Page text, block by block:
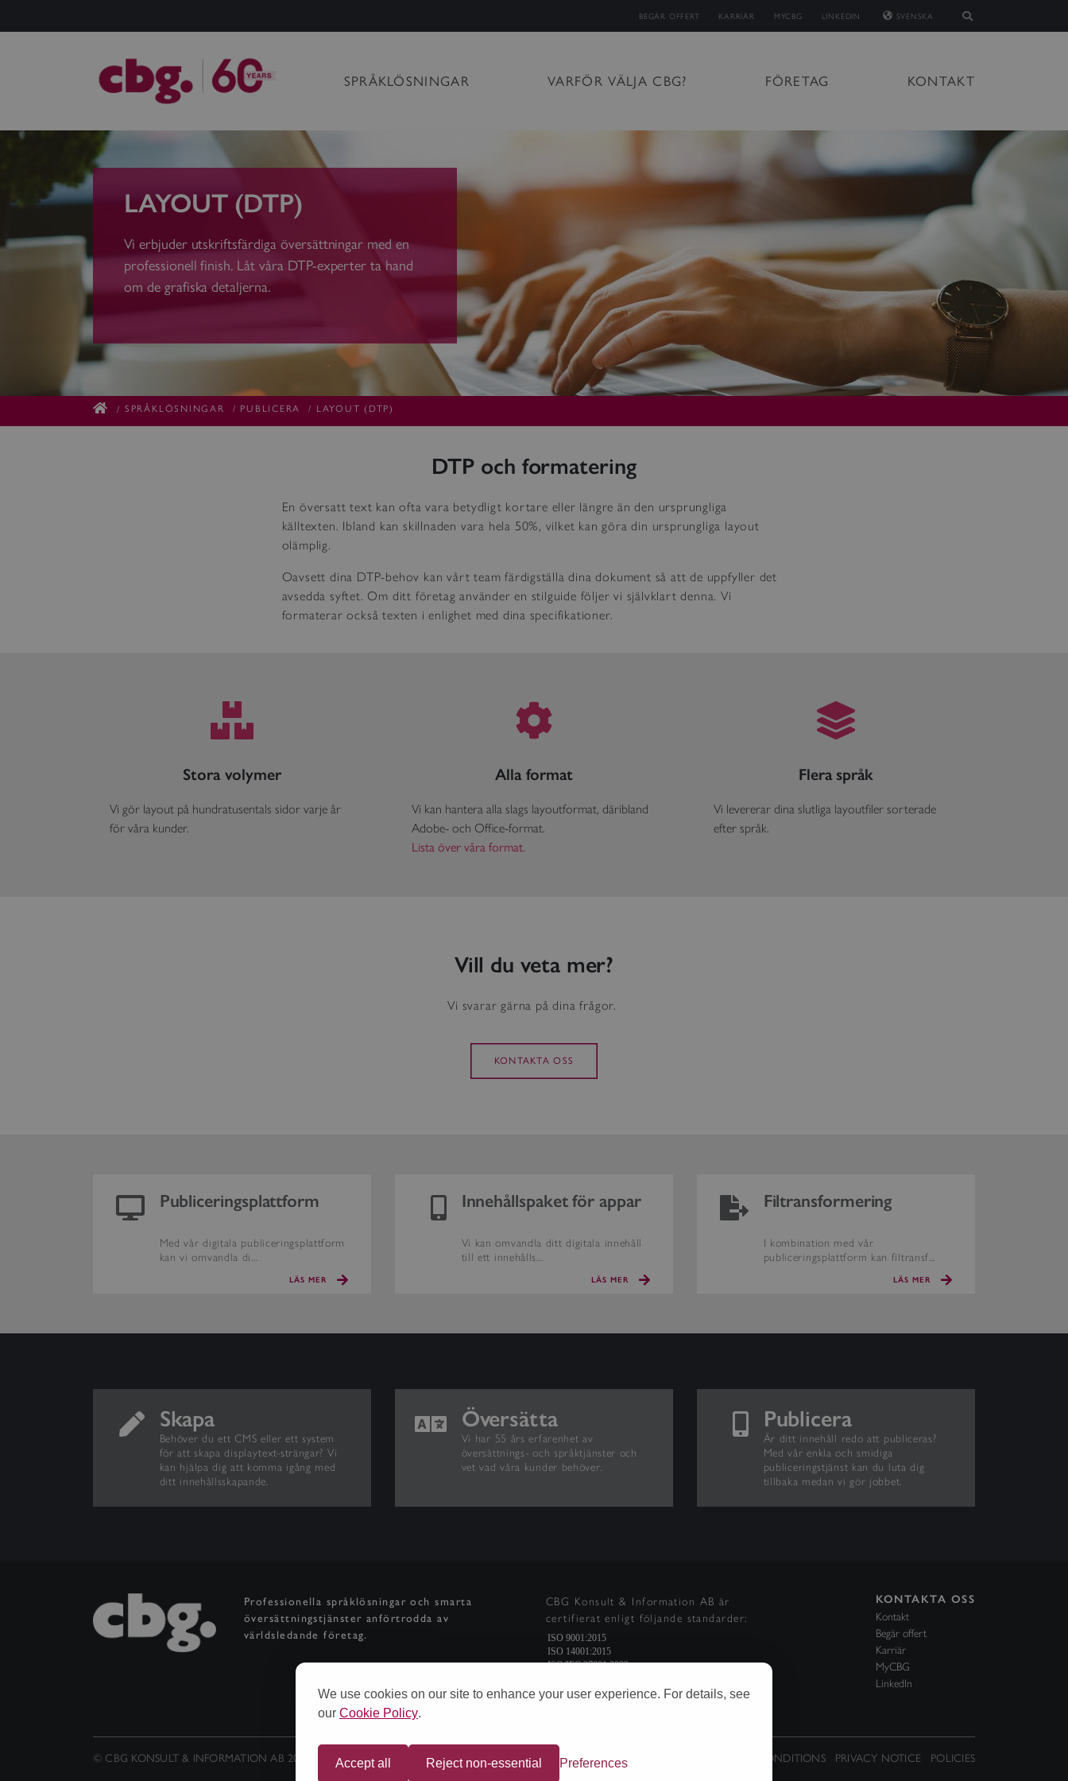
We use cookies on our site to enhance your user experience. For details, see
our Cookie Policy.
Accept all Reject non-essential Preferences
BEGÄR OFFERT KARRIÄR MYCBG LINKEDIN SVENSKA
SPRÅKLÖSNINGAR VARFÖR VÄLJA CBG? FÖRETAG KONTAKT
LAYOUT (DTP)
Vi erbjuder utskriftsfärdiga översättningar med en
professionell finish. Låt våra DTP-experter ta hand
om de grafiska detaljerna.
/ SPRÅKLÖSNINGAR / PUBLICERA / LAYOUT (DTP)
DTP och formatering
En översatt text kan ofta vara betydligt kortare eller längre än den ursprungliga
källtexten. Ibland kan skillnaden vara hela 50%, vilket kan göra din ursprungliga layout
olämplig.
Oavsett dina DTP-behov kan vårt team färdigställa dina dokument så att de uppfyller det
avsedda syftet. Om ditt företag använder en stilguide följer vi självklart denna. Vi
formaterar också texten i enlighet med dina specifikationer.
Stora volymer
Vi gör layout på hundratusentals sidor varje år
för våra kunder.
Alla format
Vi kan hantera alla slags layoutformat, däribland
Adobe- och Office-format.
Lista över våra format.
Flera språk
Vi levererar dina slutliga layoutfiler sorterade
efter språk.
Vill du veta mer?
Vi svarar gärna på dina frågor.
KONTAKTA OSS
Publiceringsplattform
Med vår digitala publiceringsplattform
kan vi omvandla di...
LÄS MER
Innehållspaket för appar
Vi kan omvandla ditt digitala innehåll
till ett innehålls...
LÄS MER
Filtransformering
I kombination med vår
publiceringsplattform kan filtransf...
LÄS MER
Skapa
Behöver du ett CMS eller ett system
för att skapa displaytext-strängar? Vi
kan hjälpa dig att komma igång med
ditt innehållsskapande.
Översätta
Vi har 55 års erfarenhet av
översättnings- och språktjänster och
vet vad våra kunder behöver.
Publicera
Är ditt innehåll redo att publiceras?
Med vår enkla och smidiga
publiceringstjänst kan du luta dig
tillbaka medan vi gör jobbet.
Professionella språklösningar och smarta
översättningstjänster anförtrodda av
världsledande företag.
CBG Konsult & Information AB är
certifierat enligt följande standarder:
KONTAKTA OSS
Kontakt
Begär offert
Karriär
MyCBG
LinkedIn
© CBG KONSULT & INFORMATION AB 2026 TERMS AND CONDITIONS PRIVACY NOTICE POLICIES